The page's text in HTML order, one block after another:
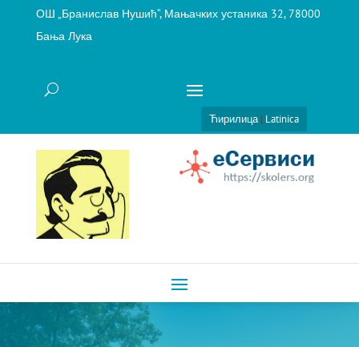
ОШ „Бранислав Нушић“, Мањачких устаника 32, 78000
Бања Лука
Ћирилица| Latinica